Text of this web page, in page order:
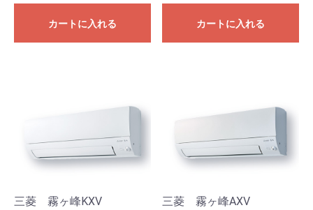
カートに入れる カートに入れる
三菱 霧ヶ峰KXV
三菱 霧ヶ峰AXV